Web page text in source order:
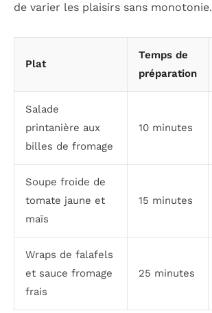
de varier les plaisirs sans monotonie.
Plat
Temps de
préparation
Salade
printanière aux
billes de fromage
10 minutes
Soupe froide de
tomate jaune et
maïs
15 minutes
Wraps de falafels
et sauce fromage
frais
25 minutes